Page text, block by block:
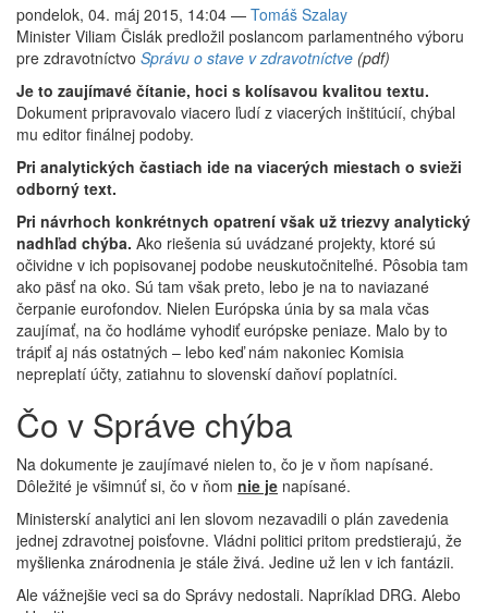
pondelok, 04. máj 2015, 14:04 — Tomáš Szalay
Minister Viliam Čislák predložil poslancom parlamentného výboru
pre zdravotníctvo Správu o stave v zdravotníctve (pdf)
Je to zaujímavé čítanie, hoci s kolísavou kvalitou textu.
Dokument pripravovalo viacero ľudí z viacerých inštitúcií, chýbal
mu editor finálnej podoby.
Pri analytických častiach ide na viacerých miestach o svieži
odborný text.
Pri návrhoch konkrétnych opatrení však už triezvy analytický
nadhľad chýba. Ako riešenia sú uvádzané projekty, ktoré sú
očividne v ich popisovanej podobe neuskutočniteľné. Pôsobia tam
ako päsť na oko. Sú tam však preto, lebo je na to naviazané
čerpanie eurofondov. Nielen Európska únia by sa mala včas
zaujímať, na čo hodláme vyhodiť európske peniaze. Malo by to
trápiť aj nás ostatných – lebo keď nám nakoniec Komisia
nepreplatí účty, zatiahnu to slovenskí daňoví poplatníci.
Čo v Správe chýba
Na dokumente je zaujímavé nielen to, čo je v ňom napísané.
Dôležité je všimnúť si, čo v ňom nie je napísané.
Ministerskí analytici ani len slovom nezavadili o plán zavedenia
jednej zdravotnej poisťovne. Vládni politici pritom predstierajú, že
myšlienka znárodnenia je stále živá. Jedine už len v ich fantázii.
Ale vážnejšie veci sa do Správy nedostali. Napríklad DRG. Alebo